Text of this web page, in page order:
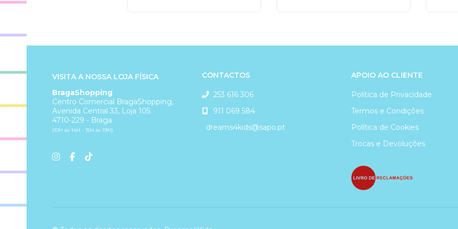
VISITA A NOSSA LOJA FÍSICA
BragaShopping
Centro Comercial BragaShopping,
Avenida Central 33, Loja 105
4710-229 - Braga
(10H às 14H - 15H às 19H)
CONTACTOS
253 616 306
911 069 584
dreams4kids@sapo.pt
APOIO AO CLIENTE
Política de Privacidade
Termos e Condições
Política de Cookies
Trocas e Devoluções